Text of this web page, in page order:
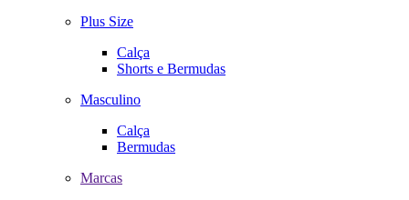
Plus Size
Calça
Shorts e Bermudas
Masculino
Calça
Bermudas
Marcas